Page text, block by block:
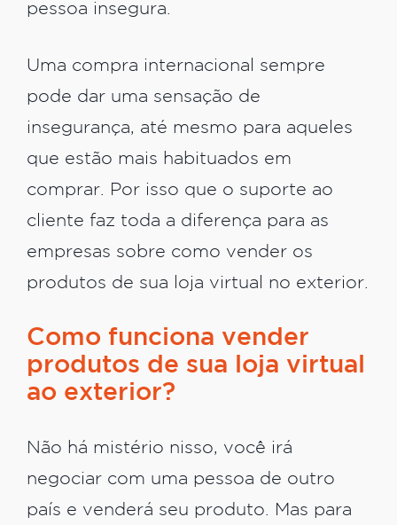
pessoa insegura.
Uma compra internacional sempre
pode dar uma sensação de
insegurança, até mesmo para aqueles
que estão mais habituados em
comprar. Por isso que o suporte ao
cliente faz toda a diferença para as
empresas sobre como vender os
produtos de sua loja virtual no exterior.
Como funciona vender
produtos de sua loja virtual
ao exterior?
Não há mistério nisso, você irá
negociar com uma pessoa de outro
país e venderá seu produto. Mas para